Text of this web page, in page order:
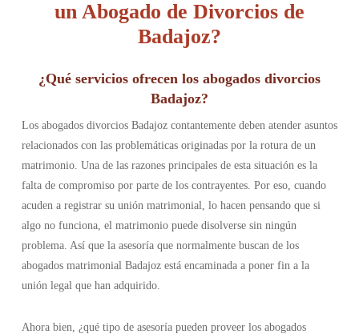
un Abogado de Divorcios de
Badajoz?
¿Qué servicios ofrecen los abogados divorcios
Badajoz?
Los abogados divorcios Badajoz contantemente deben atender asuntos
relacionados con las problemáticas originadas por la rotura de un
matrimonio. Una de las razones principales de esta situación es la
falta de compromiso por parte de los contrayentes. Por eso, cuando
acuden a registrar su unión matrimonial, lo hacen pensando que si
algo no funciona, el matrimonio puede disolverse sin ningún
problema. Así que la asesoría que normalmente buscan de los
abogados matrimonial Badajoz está encaminada a poner fin a la
unión legal que han adquirido.
Ahora bien, ¿qué tipo de asesoría pueden proveer los abogados